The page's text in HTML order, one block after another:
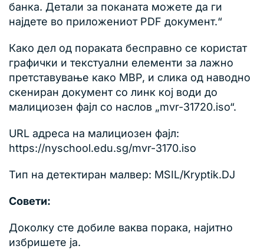
банка. Детали за поканата можете да ги
најдете во приложениот PDF документ.“
Како дел од пораката бесправно се користат
графички и текстуални елементи за лажно
претставување како МВР, и слика од наводно
скениран документ со линк кој води до
малициозен фајл со наслов „mvr-31720.iso“.
URL адреса на малициозен фајл:
https://nyschool.edu.sg/mvr-3170.iso
Тип на детектиран малвер: MSIL/Kryptik.DJ
Совети:
Доколку сте добиле ваква порака, најитно
избришете ја.